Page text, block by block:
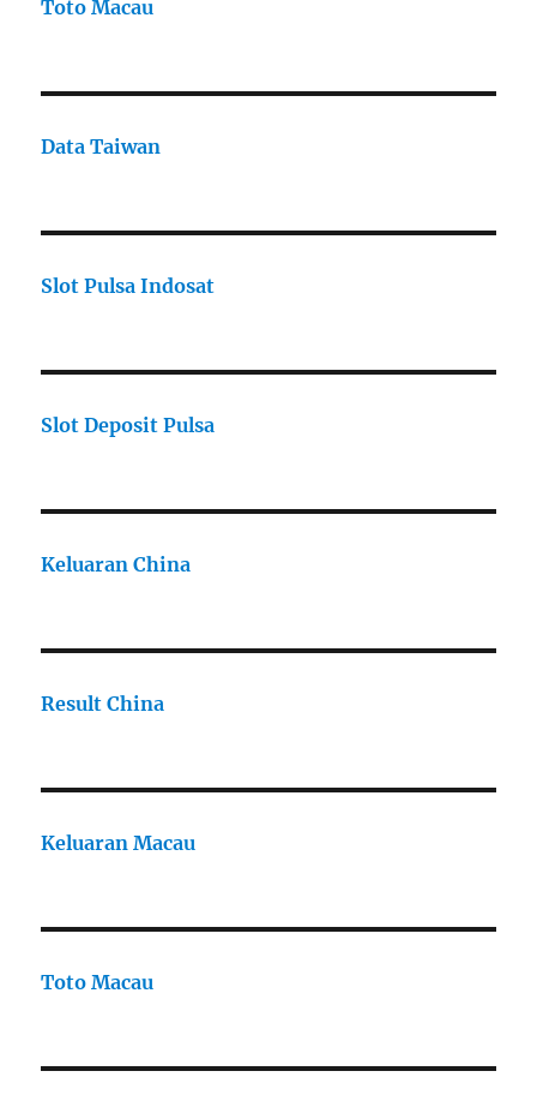
Toto Macau
Data Taiwan
Slot Pulsa Indosat
Slot Deposit Pulsa
Keluaran China
Result China
Keluaran Macau
Toto Macau